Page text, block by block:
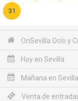
31
OnSevilla Ocio y
Hoy en Sevilla
Mañana en Sevilla
Venta de